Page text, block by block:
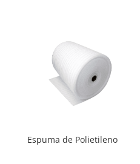
Espuma de Polietileno